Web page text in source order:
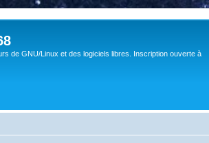
de GNU/Linux et des logiciels libres. Inscription ouverte à